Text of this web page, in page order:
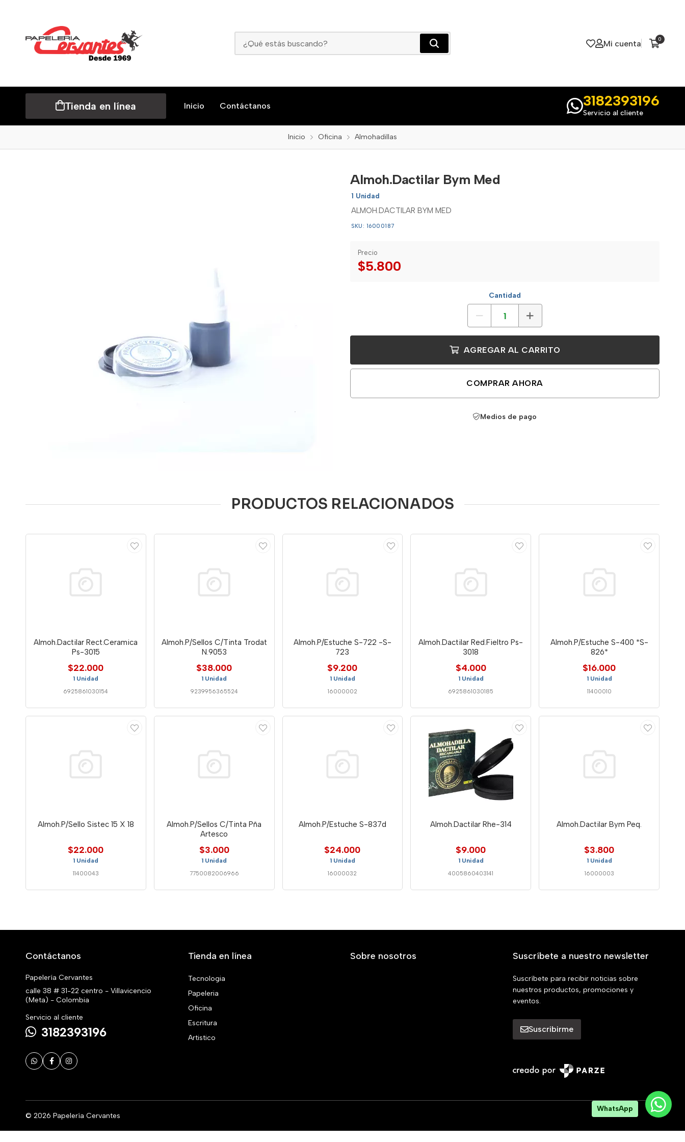
Mi cuenta 0
Tienda en línea Inicio Contáctanos 3182393196
Servicio al cliente
Inicio Oficina Almohadillas
Almoh.Dactilar Bym Med
1 Unidad
ALMOH.DACTILAR BYM MED
SKU: 16000187
Precio
$5.800
Cantidad
AGREGAR AL CARRITO
COMPRAR AHORA
Medios de pago
PRODUCTOS RELACIONADOS
Almoh.Dactilar Rect.Ceramica
Ps-3015
$22.000
1 Unidad
6925861030154
Almoh.P/Sellos C/Tinta Trodat
N.9053
$38.000
1 Unidad
9239956365524
Almoh.P/Estuche S-722 -S-
723
$9.200
1 Unidad
16000002
Almoh.Dactilar Red.Fieltro Ps-
3018
$4.000
1 Unidad
6925861030185
Almoh.P/Estuche S-400 *S-
826*
$16.000
1 Unidad
11400010
Almoh.P/Sello Sistec 15 X 18
$22.000
1 Unidad
11400043
Almoh.P/Sellos C/Tinta Pña
Artesco
$3.000
1 Unidad
7750082006966
Almoh.P/Estuche S-837d
$24.000
1 Unidad
16000032
Almoh.Dactilar Rhe-314
$9.000
1 Unidad
4005860403141
Almoh.Dactilar Bym Peq.
$3.800
1 Unidad
16000003
Contáctanos
Papelería Cervantes
calle 38 # 31-22 centro - Villavicencio
(Meta) - Colombia
Servicio al cliente
3182393196
Tienda en línea
Tecnologia
Papeleria
Oficina
Escritura
Artistico
Sobre nosotros Suscríbete a nuestro newsletter
Suscríbete para recibir noticias sobre
nuestros productos, promociones y
eventos.
Suscribirme
© 2026 Papelería Cervantes
WhatsApp